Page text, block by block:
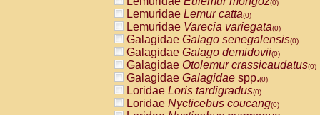
(0)
Lemuridae Lemur catta(0)
Lemuridae Varecia variegata(0)
Galagidae Galago senegalensis(0)
Galagidae Galago demidovii(0)
Galagidae Otolemur crassicaudatus(0)
Galagidae Galagidae spp.(0)
Loridae Loris tardigradus(0)
Loridae Nycticebus coucang(0)